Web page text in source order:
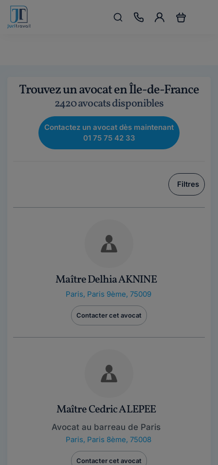
Trouvez un avocat en Île-de-France
2420 avocats disponibles
Contactez un avocat dès maintenant
01 75 75 42 33
Filtres
Maître Delhia AKNINE
Paris, Paris 9ème, 75009
Contacter cet avocat
Maître Cedric ALEPEE
Avocat au barreau de Paris
Paris, Paris 8ème, 75008
Contacter cet avocat